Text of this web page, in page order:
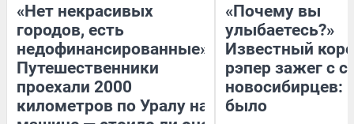
«Нет некрасивых
городов, есть
недофинансированные».
Путешественники
проехали 2000
километров по Уралу на
«Почему вы
улыбаетесь?»
Известный
рэпер зажег с
новосибирцев:
было